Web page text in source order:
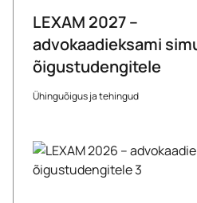
LEXAM 2027 –
advokaadieksami
õigustudengitele
Ühinguõigus ja tehingud